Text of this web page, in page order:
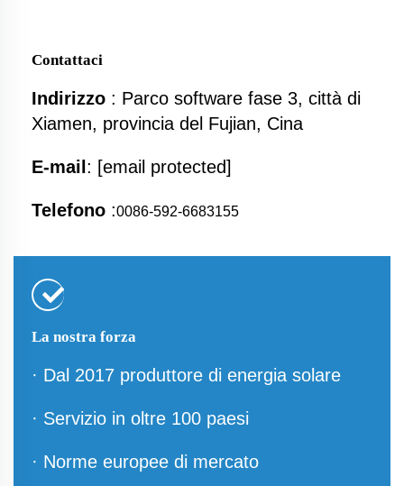
Contattaci
Indirizzo : Parco software fase 3, città di
Xiamen, provincia del Fujian, Cina
E-mail : [email protected]
Telefono :0086-592-6683155
La nostra forza
· Dal 2017 produttore di energia solare
· Servizio in oltre 100 paesi
· Norme europee di mercato